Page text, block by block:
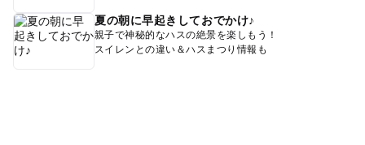
夏の朝に早起きしておでかけ♪
親子で神秘的なハスの絶景を楽しもう！
スイレンとの違い＆ハスまつり情報も